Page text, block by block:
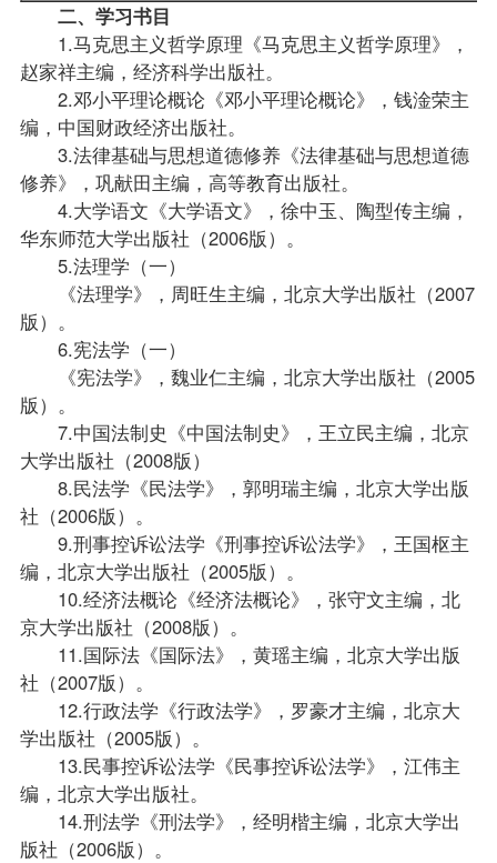
二、学习书目
1.马克思主义哲学原理《马克思主义哲学原理》，
赵家祥主编，经济科学出版社。
2.邓小平理论概论《邓小平理论概论》，钱淦荣主
编，中国财政经济出版社。
3.法律基础与思想道德修养《法律基础与思想道德
修养》，巩献田主编，高等教育出版社。
4.大学语文《大学语文》，徐中玉、陶型传主编，
华东师范大学出版社（2006版）。
5.法理学（一）
《法理学》，周旺生主编，北京大学出版社（2007
版）。
6.宪法学（一）
《宪法学》，魏业仁主编，北京大学出版社（2005
版）。
7.中国法制史《中国法制史》，王立民主编，北京
大学出版社（2008版）
8.民法学《民法学》，郭明瑞主编，北京大学出版
社（2006版）。
9.刑事控诉讼法学《刑事控诉讼法学》，王国枢主
编，北京大学出版社（2005版）。
10.经济法概论《经济法概论》，张守文主编，北
京大学出版社（2008版）。
11.国际法《国际法》，黄瑶主编，北京大学出版
社（2007版）。
12.行政法学《行政法学》，罗豪才主编，北京大
学出版社（2005版）。
13.民事控诉讼法学《民事控诉讼法学》，江伟主
编，北京大学出版社。
14.刑法学《刑法学》，经明楷主编，北京大学出
版社（2006版）。